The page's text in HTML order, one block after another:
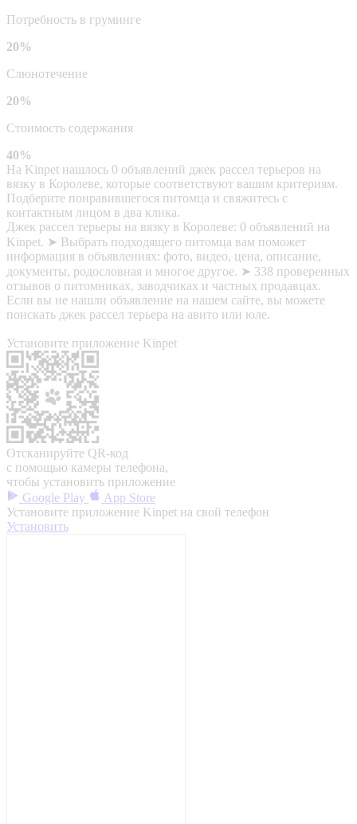
Потребность в груминге
20%
Слюнотечение
20%
Стоимость содержания
40%
На Kinpet нашлось 0 объявлений джек рассел терьеров на
вязку в Королеве, которые соответствуют вашим критериям.
Подберите понравившегося питомца и свяжитесь с
контактным лицом в два клика.
Джек рассел терьеры на вязку в Королеве: 0 объявлений на
Kinpet. ➤ Выбрать подходящего питомца вам поможет
информация в объявлениях: фото, видео, цена, описание,
документы, родословная и многое другое. ➤ 338 проверенных
отзывов о питомниках, заводчиках и частных продавцах.
Если вы не нашли объявление на нашем сайте, вы можете
поискать джек рассел терьера на авито или юле.
Установите приложение Kinpet
Отсканируйте QR-код
с помощью камеры телефона,
чтобы установить приложение
Google Play
App Store
Установите приложение Kinpet на свой телефон
Установить